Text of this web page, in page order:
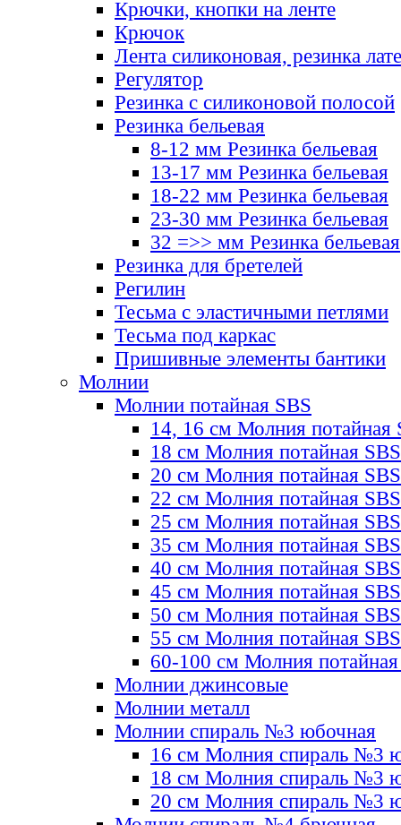
Крючки, кнопки на ленте
Крючок
Лента силиконовая, резинка
Регулятор
Резинка с силиконовой полосой
Резинка бельевая
8-12 мм Резинка бельевая
13-17 мм Резинка бельевая
18-22 мм Резинка бельевая
23-30 мм Резинка бельевая
32 =>> мм Резинка бельевая
Резинка для бретелей
Регилин
Тесьма с эластичными петлями
Тесьма под каркас
Пришивные элементы бантики
Молнии
Молнии потайная SBS
14, 16 см Молния потайная
18 см Молния потайная SBS
20 см Молния потайная SBS
22 см Молния потайная SBS
25 см Молния потайная SBS
35 см Молния потайная SBS
40 см Молния потайная SBS
45 см Молния потайная SBS
50 см Молния потайная SBS
55 см Молния потайная SBS
60-100 см Молния
Молнии джинсовые
Молнии металл
Молнии спираль №3 юбочная
16 см Молния спираль №3
18 см Молния спираль №3
20 см Молния спираль №3